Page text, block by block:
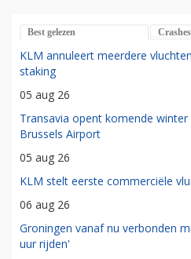
Best gelezen Crashes
KLM annuleert meerdere
staking
05 aug 26
Transavia opent komende
Brussels Airport
05 aug 26
KLM stelt eerste commerciële
06 aug 26
Groningen vanaf nu verbonden
uur rijden'